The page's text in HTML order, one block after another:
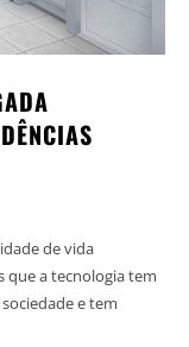
de vida
que a tecnologia tem
e tem